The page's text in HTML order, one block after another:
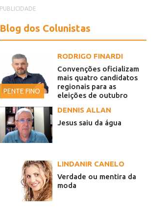
PUBLICIDADE
Blog dos Colunistas
PENTE FINO
RODRIGO FINARDI
Convenções oficializam
mais quatro candidatos
regionais para as
eleições de outubro
DENNIS ALLAN
Jesus saiu da água
LINDANIR CANELO
Verdade ou mentira da
moda